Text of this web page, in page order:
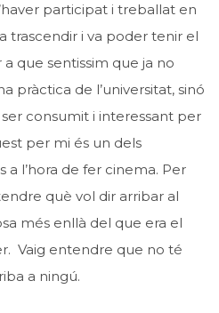
participat i treballat en
trascendir i va poder tenir el
que sentissim que ja no
pràctica de l’universitat, sinó
consumit i interessant per
per mi és un dels
l’hora de fer cinema. Per
què vol dir arribar al
més enllà del que era el
Vaig entendre que no té
a ningú.